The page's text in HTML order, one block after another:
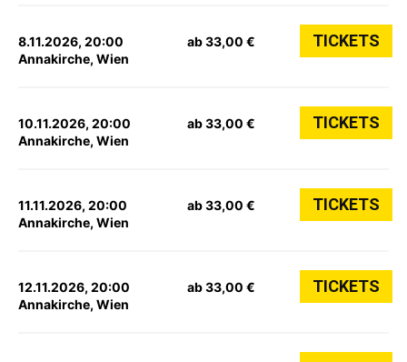
8.11.2026, 20:00
Annakirche, Wien
ab 33,00 € TICKETS
10.11.2026, 20:00
Annakirche, Wien
ab 33,00 € TICKETS
11.11.2026, 20:00
Annakirche, Wien
ab 33,00 € TICKETS
12.11.2026, 20:00
Annakirche, Wien
ab 33,00 € TICKETS